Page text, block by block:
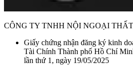
CÔNG TY TNHH NỘI NGOẠI
Giấy chứng nhận đăng ký kinh
Tài Chính Thành phố Hồ Chí
lần thứ 1, ngày 19/05/2025